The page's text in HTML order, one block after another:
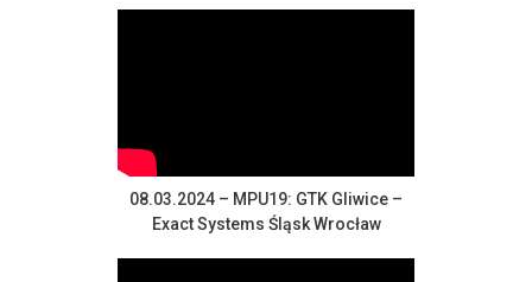
08.03.2024 – MPU19: GTK Gliwice –
Exact Systems Śląsk Wrocław